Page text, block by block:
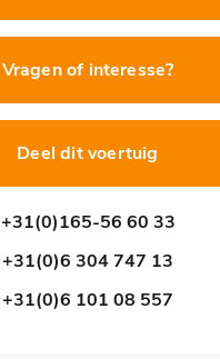
Vragen of interesse?
Deel dit voertuig
+31(0)165-56 60 33
+31(0)6 304 747 13
+31(0)6 101 08 557